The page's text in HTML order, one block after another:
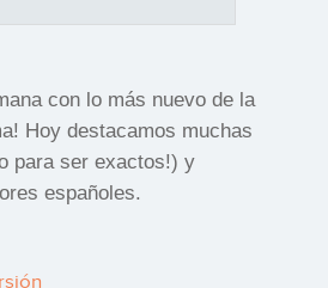
con lo más nuevo de la
Hoy destacamos muchas
para ser exactos!) y
españoles.